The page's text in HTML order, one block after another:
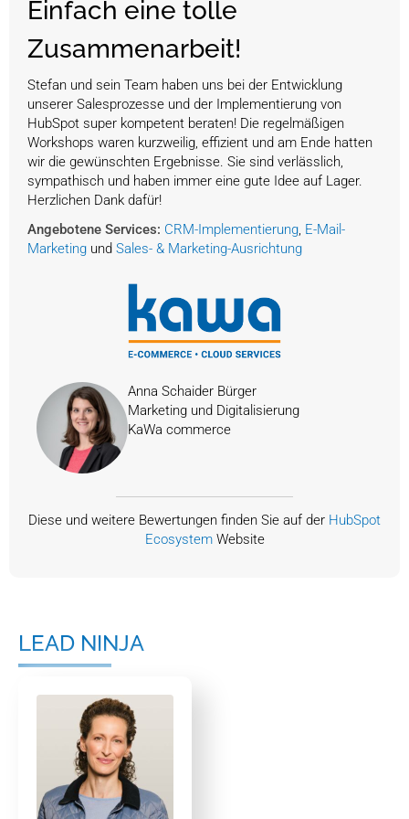
Einfach eine tolle
Zusammenarbeit!
Stefan und sein Team haben uns bei der Entwicklung
unserer Salesprozesse und der Implementierung von
HubSpot super kompetent beraten! Die regelmäßigen
Workshops waren kurzweilig, effizient und am Ende hatten
wir die gewünschten Ergebnisse. Sie sind verlässlich,
sympathisch und haben immer eine gute Idee auf Lager.
Herzlichen Dank dafür!
Angebotene Services: CRM-Implementierung E-Mail-
Marketing und Sales- & Marketing-Ausrichtung
Anna Schaider Bürger
Marketing und Digitalisierung
KaWa commerce
Diese und weitere Bewertungen finden Sie auf der HubSpot
EcosystemWebsite
LEAD NINJA